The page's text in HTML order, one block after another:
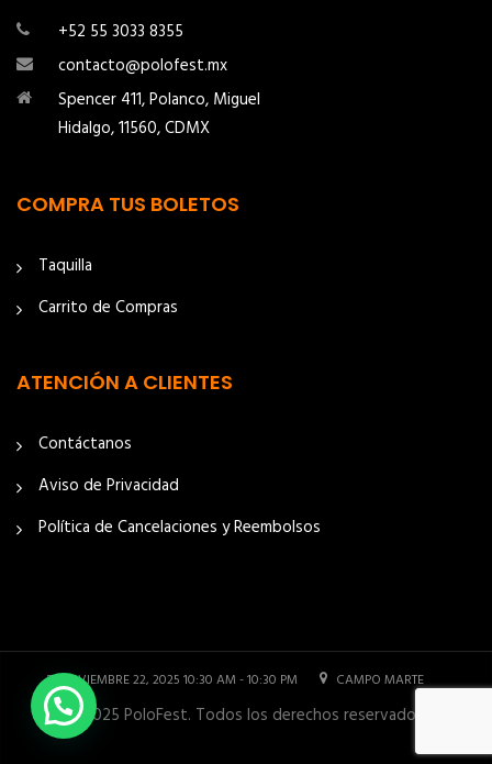
+52 55 3033 8355
contacto@polofest.mx
Spencer 411, Polanco, Miguel
Hidalgo, 11560, CDMX
COMPRA TUS BOLETOS
Taquilla
Carrito de Compras
ATENCIÓN A CLIENTES
Contáctanos
Aviso de Privacidad
Política de Cancelaciones y Reembolsos
NOVIEMBRE 22, 2025 10:30 AM - 10:30 PM CAMPO MARTE
© 2025 PoloFest. Todos los derechos reservados.